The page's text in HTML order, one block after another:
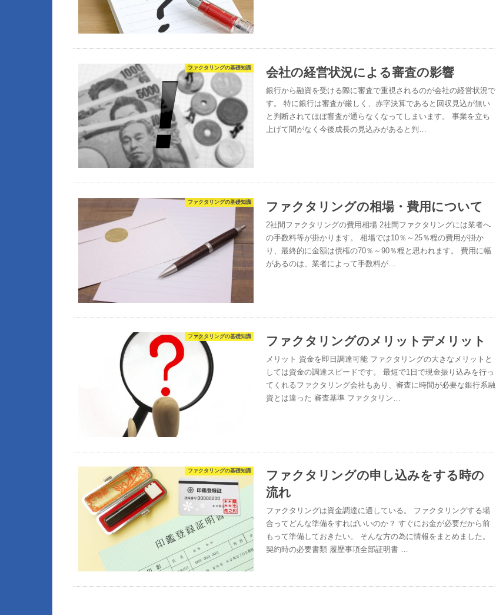
ファクタリングの基礎知識 会社の経営状況による審査の影響
銀行から融資を受ける際に審査で重視されるのが会社の経営状況で
す。 特に銀行は審査が厳しく、赤字決算であると回収見込が無い
と判断されてほぼ審査が通らなくなってしまいます。 事業を立ち
上げて間がなく今後成長の見込みがあると判…
ファクタリングの基礎知識 ファクタリングの相場・費用について
2社間ファクタリングの費用相場 2社間ファクタリングには業者へ
の手数料等が掛かります。 相場では10％～25％程の費用が掛か
り、最終的に金額は債権の70％～90％程と思われます。 費用に幅
があるのは、業者によって手数料が…
ファクタリングの基礎知識 ファクタリングのメリットデメリット
メリット 資金を即日調達可能 ファクタリングの大きなメリットと
しては資金の調達スピードです。 最短で1日で現金振り込みを行っ
てくれるファクタリング会社もあり、審査に時間が必要な銀行系融
資とは違った 審査基準 ファクタリン…
ファクタリングの基礎知識
ファクタリングの申し込みをする時の
流れ
ファクタリングは資金調達に適している。 ファクタリングする場
合ってどんな準備をすればいいのか？ すぐにお金が必要だから前
もって準備しておきたい。 そんな方の為に情報をまとめました。
契約時の必要書類 履歴事項全部証明書 …